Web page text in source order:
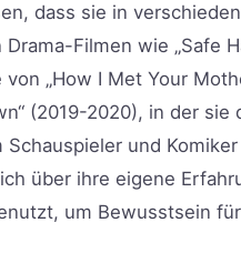
dass sie in
Filmen wie „Safe
„How I Met Your
(2019-2020), in der
und
über ihre eigene
um Bewusstsein